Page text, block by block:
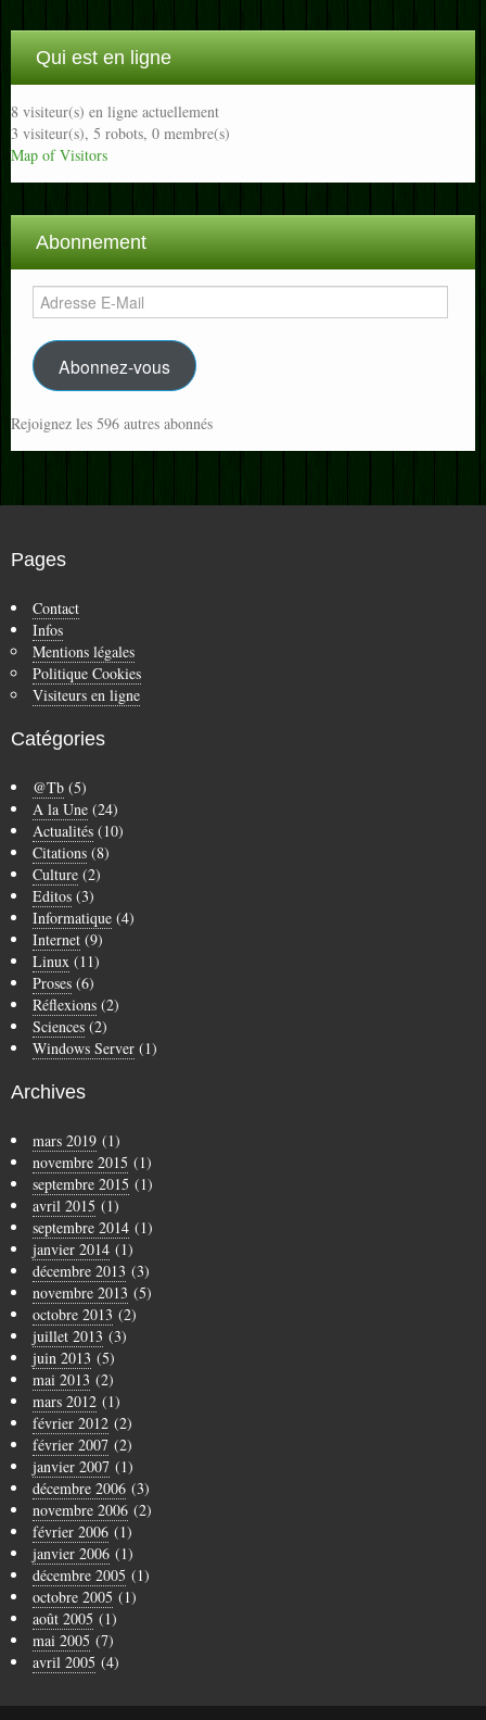
Qui est en ligne
8 visiteur(s) en ligne actuellement
3 visiteur(s), 5 robots, 0 membre(s)
Map of Visitors
Abonnement
Adresse
E-
Mail
Abonnez-vous
Rejoignez les 596 autres abonnés
Pages
Contact
Infos
Mentions légales
Politique Cookies
Visiteurs en ligne
Catégories
@Tb (5)
A la Une (24)
Actualités (10)
Citations (8)
Culture (2)
Editos (3)
Informatique (4)
Internet (9)
Linux (11)
Proses (6)
Réflexions (2)
Sciences (2)
Windows Server (1)
Archives
mars 2019 (1)
novembre 2015 (1)
septembre 2015 (1)
avril 2015 (1)
septembre 2014 (1)
janvier 2014 (1)
décembre 2013 (3)
novembre 2013 (5)
octobre 2013 (2)
juillet 2013 (3)
juin 2013 (5)
mai 2013 (2)
mars 2012 (1)
février 2012 (2)
février 2007 (2)
janvier 2007 (1)
décembre 2006 (3)
novembre 2006 (2)
février 2006 (1)
janvier 2006 (1)
décembre 2005 (1)
octobre 2005 (1)
août 2005 (1)
mai 2005 (7)
avril 2005 (4)